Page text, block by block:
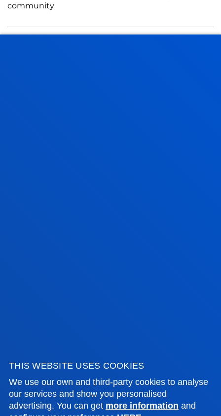
THIS WEBSITE USES COOKIES
We use our own and third-party cookies to analyse
our services and show you personalised
advertising. You can get more information and
community
ADMINISTRATIVE PROCEDURES